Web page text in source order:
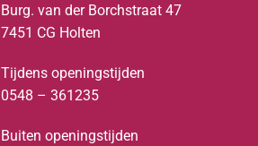
Burg. van der Borchstraat 47
7451 CG Holten
Tijdens openingstijden
0548 – 361235
Buiten openingstijden